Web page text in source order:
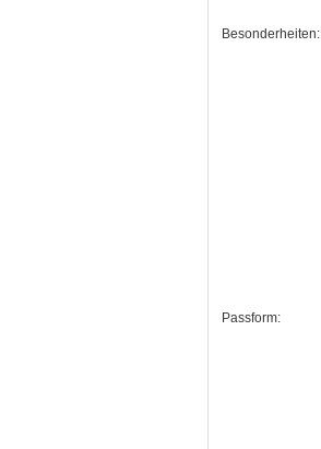
Besonderheiten:
Passform: